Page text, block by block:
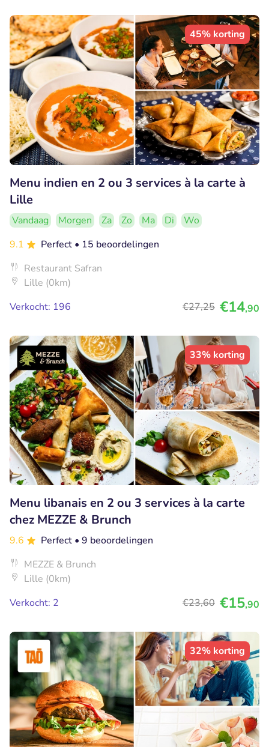
45% korting
Menu indien en 2 ou 3 services à la carte à
Lille
Vandaag Morgen Za Zo Ma Di
Wo
9.1
Perfect • 15 beoordelingen
Restaurant Safran
Lille (0km)
Verkocht: 196
€27,25 €14,90
33% korting
Menu libanais en 2 ou 3 services à la carte
chez MEZZE & Brunch
9.6 Perfect • 9 beoordelingen
MEZZE & Brunch
Lille (0km)
Verkocht: 2
€23,60 €15,90
32% korting